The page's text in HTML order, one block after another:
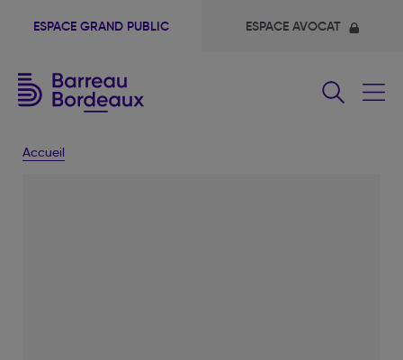
ESPACE GRAND PUBLIC ESPACE AVOCAT
Accueil